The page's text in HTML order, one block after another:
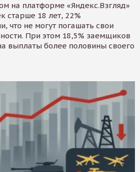
на платформе «Яндекс.Взгляд»
старше 18 лет, 22%
что не могут погашать свои
При этом 18,5% заемщиков
выплаты более половины своего